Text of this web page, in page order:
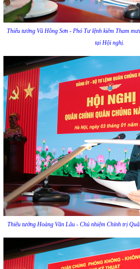
Thiếu tướng Vũ Hồng Sơn - Phó Tư lệnh kiêm Tham
tại Hội nghị.
Thiếu tướng Hoàng Văn Lâu - Chủ nhiệm Chính trị